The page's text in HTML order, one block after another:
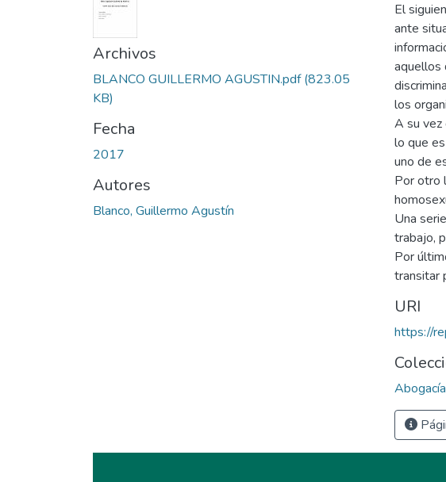
Archivos
BLANCO GUILLERMO AGUSTIN.pdf(823.05
KB)
Fecha
2017
Autores
Blanco, Guillermo Agustín
El
ante
aquellos
los
A su vez
lo que
uno de
Por otro
Una
trabajo,
Por
transitar
URI
https://
Abogacía